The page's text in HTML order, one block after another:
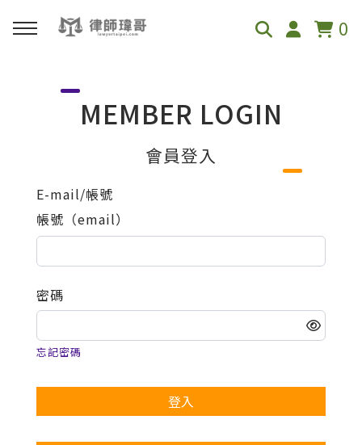
0
免費影音資源
Podcast
MEMBER LOGIN
會員登入
E-mail/帳號
帳號（email）
密碼
忘記密碼
登入